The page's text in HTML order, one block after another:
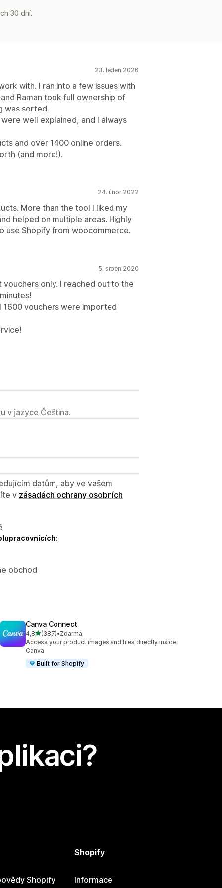
30 dní.
23. leden 2026
with. I ran into a few issues with
Raman took full ownership of
was sorted.
well explained, and I always
and over 1400 online orders.
(and more!).
24. únor 2022
More than the tool I liked my
helped on multiple areas. Highly
use Shopify from woocommerce.
5. srpen 2020
only. I reached out to the
1600 vouchers were imported
v jazyce Čeština.
datům, aby ve vašem
v zásadách ochrany osobních
obchod
Canva Connect
4,8z 5 hvězd
(387)
Celkový počet recenzí: 387
•Zdarma
Access your product images and files directly inside
Canva
Built for Shopify
Shopify
Shopify
Informace